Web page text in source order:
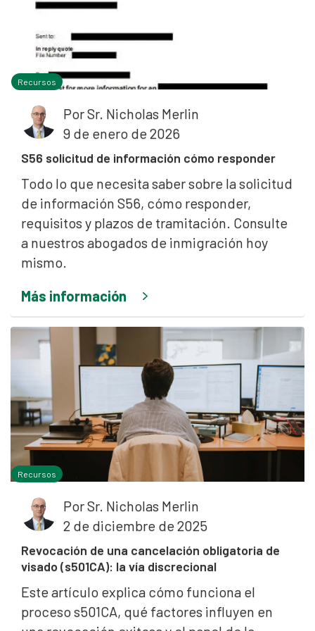
Recursos
PorSr. Nicholas Merlin
9 de enero de 2026
S56 solicitud de información cómo responder
Todo lo que necesita saber sobre la solicitud
de información S56, cómo responder,
requisitos y plazos de tramitación. Consulte
a nuestros abogados de inmigración hoy
mismo.
Más información
Recursos
PorSr. Nicholas Merlin
2 de diciembre de 2025
Revocación de una cancelación obligatoria de
visado (s501CA): la vía discrecional
Este artículo explica cómo funciona el
proceso s501CA, qué factores influyen en